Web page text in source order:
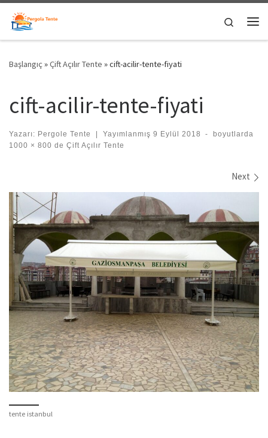
Skip to content
Search
Başlangıç »Çift Açılır Tente »cift-acilir-tente-fiyati
cift-acilir-tente-fiyati
Yazarı: Pergole Tente | Yayımlanmış 9 Eylül 2018 -
boyutlarda
1000 × 800 de Çift Açılır Tente
Next
tente istanbul